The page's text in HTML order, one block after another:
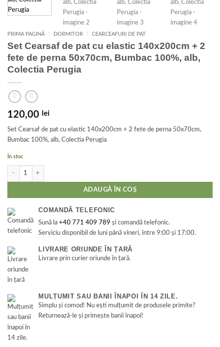
PRIMA PAGINĂ / DORMITOR / CEARCEAFURI DE PAT
Set Cearsaf de pat cu elastic 140x200cm + 2
fete de perna 50x70cm, Bumbac 100%, alb,
Colectia Perugia
120,00 lei
Set Cearsaf de pat cu elastic 140x200cm + 2 fete de perna 50x70cm,
Bumbac 100%, alb, Colectia Perugia
În stoc
Cantitate Set Cearsaf de pat cu elastic 140x200cm + 2 fete de perna 50x70cm,
ADAUGĂ ÎN COȘ
COMANDĂ TELEFONIC
Sună la+40 771 409 789 și comandă telefonic.
Serviciu disponibil de luni până vineri, între 9:00 și 17:00.
LIVRARE ORIUNDE ÎN ȚARĂ
Livrare prin curier oriunde în țară.
MULȚUMIT SAU BANII ÎNAPOI ÎN 14 ZILE.
Simplu și comod! Nu ești mulțumit de produsele primite?
Returnează-le și primește banii înapoi!